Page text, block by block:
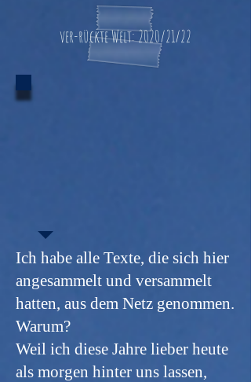
ver-rückteWelt: 2020/21/22
Ich habe alle Texte, die sich hier
angesammelt und versammelt
hatten, aus dem Netz genommen.
Warum?
Weil ich diese Jahre lieber heute
als morgen hinter uns lassen,